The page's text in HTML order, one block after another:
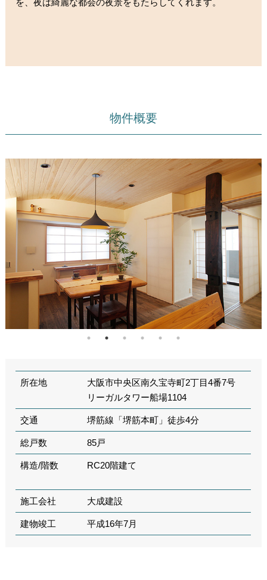
を、夜は綺麗な都会の夜景をもたらしてくれます。
物件概要
所在地
大阪市中央区南久宝寺町2丁目4番7号
リーガルタワー船場1104
交通 堺筋線「堺筋本町」徒歩4分
総戸数 85戸
構造/階数 RC20階建て
施工会社 大成建設
建物竣工 平成16年7月